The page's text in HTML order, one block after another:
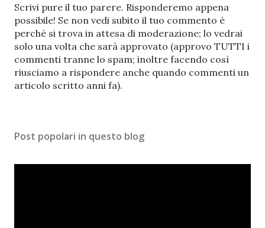
P
o
s
t
a
u
n
m
n
Scrivi pure il tuo parere. Risponderemo appena
possibile! Se non vedi subito il tuo commento è
perché si trova in attesa di moderazione; lo vedrai
solo una volta che sarà approvato (approvo TUTTI i
commenti tranne lo spam; inoltre facendo così
riusciamo a rispondere anche quando commenti un
articolo scritto anni fa).
Post popolari in questo blog